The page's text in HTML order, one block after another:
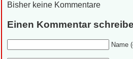
Bisher keine Kommentare
Einen Kommentar
Name